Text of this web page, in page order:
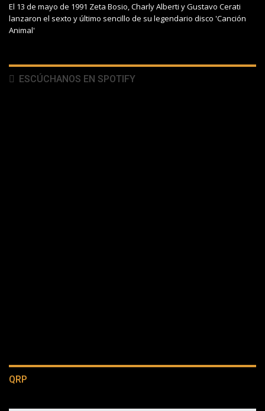
El 13 de mayo de 1991 Zeta Bosio, Charly Alberti y Gustavo Cerati
lanzaron el sexto y último sencillo de su legendario disco 'Canción
Animal'
ESCÚCHANOS EN SPOTIFY
QRP